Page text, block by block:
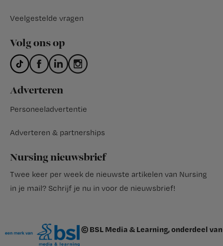
Veelgestelde vragen
Volg ons op
Adverteren
Personeeladvertentie
Adverteren & partnerships
Nursing nieuwsbrief
Twee keer per week de nieuwste artikelen van Nursing
in je mail? Schrijf je nu in voor de nieuwsbrief!
© BSL Media & Learning, onderdeel van